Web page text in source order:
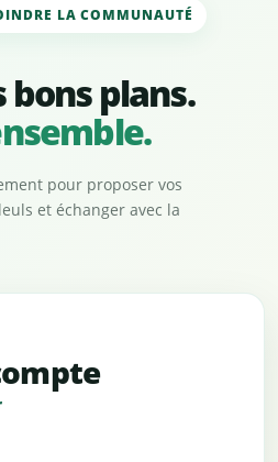
LA COMMUNAUTÉ
bons plans.
pour proposer vos
et échanger avec la